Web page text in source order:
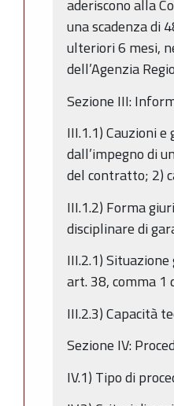
aderiscono alla
una scadenza di
ulteriori 6 mesi,
dell’Agenzia
Sezione III:
III.1.1) Cauzioni
dall’impegno di
del contratto; 2)
III.1.2) Forma
disciplinare di
III.2.1)
art. 38, comma
III.2.3) Capacità
Sezione IV:
IV.1) Tipo di